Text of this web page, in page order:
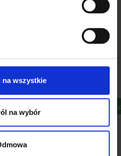
na wszystkie
na wybór
Wynajem